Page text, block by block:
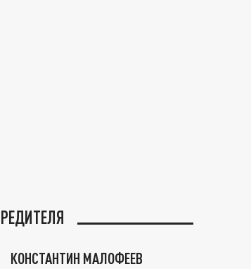
КОНСТАНТИН МАЛОФЕЕВ